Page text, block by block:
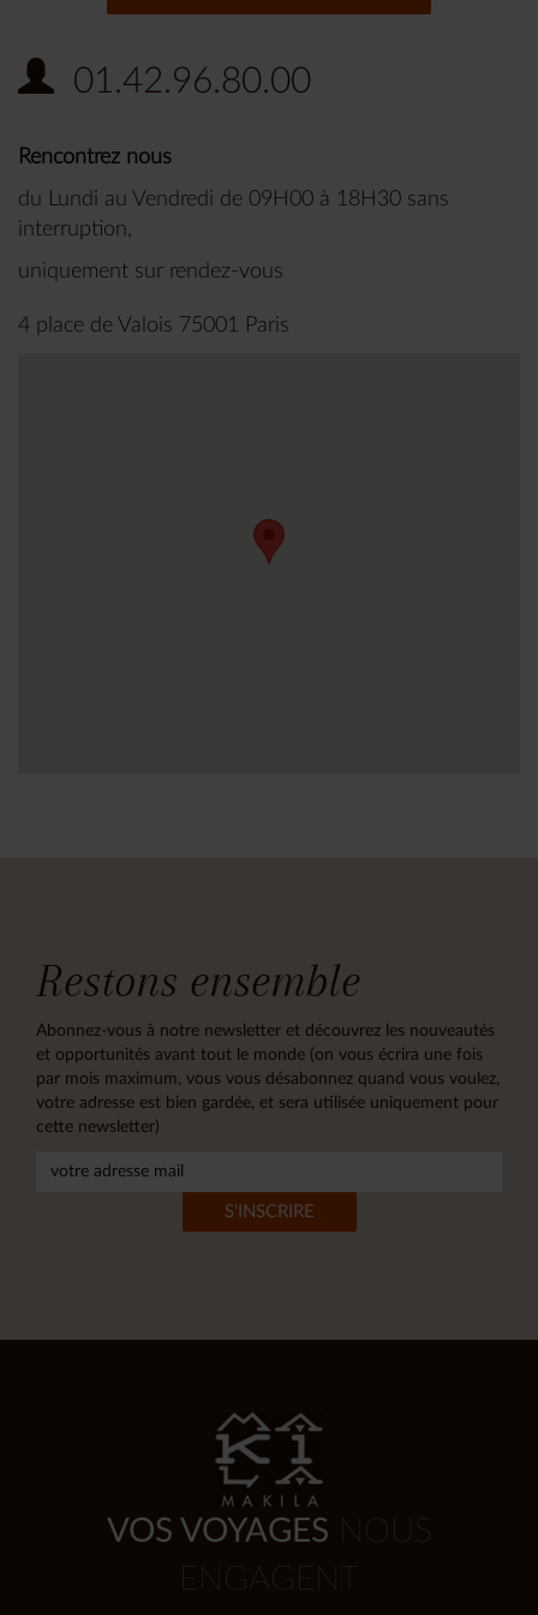
01.42.96.80.00
Rencontrez nous
du Lundi au Vendredi de 09H00 à 18H30 sans
interruption,
uniquement sur rendez-vous
4 place de Valois 75001 Paris
Restons ensemble
Abonnez-vous à notre newsletter et découvrez les nouveautés
et opportunités avant tout le monde (on vous écrira une fois
par mois maximum, vous vous désabonnez quand vous voulez,
votre adresse est bien gardée, et sera utilisée uniquement pour
cette newsletter)
VOS VOYAGES NOUS
ENGAGENT